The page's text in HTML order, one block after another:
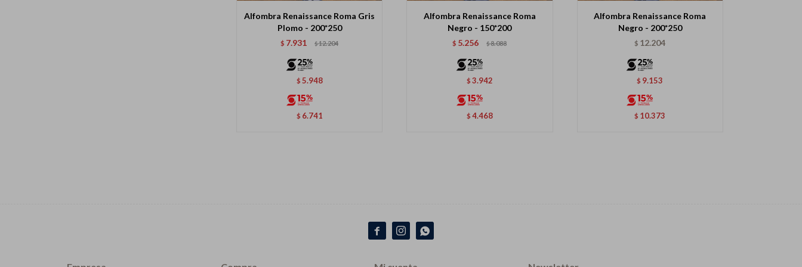
Alfombra Renaissance Roma Gris
Plomo - 200*250
$ 7.931 $12.204
$ 5.948
$ 6.741
Alfombra Renaissance Roma
Negro - 150*200
$ 5.256 $8.088
$ 3.942
$ 4.468
Alfombra Renaissance Roma
Negro - 200*250
$ 12.204
$ 9.153
$ 10.373
  